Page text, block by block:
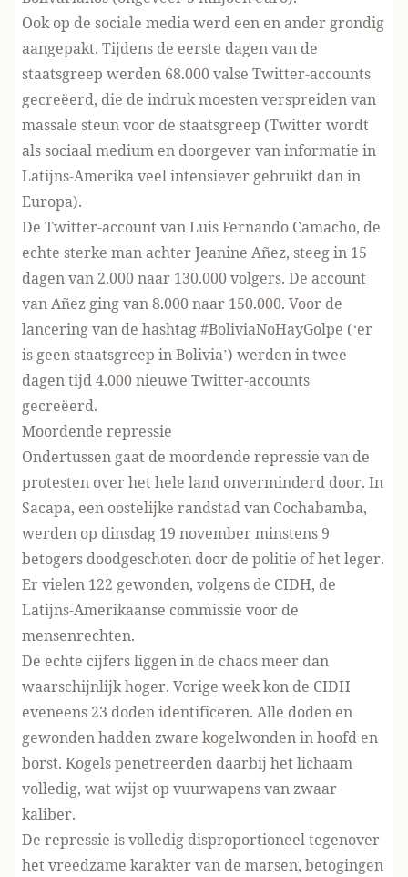
Ook op de sociale media werd een en ander grondig
aangepakt. Tijdens de eerste dagen van de
staatsgreep werden 68.000 valse Twitter-accounts
gecreëerd, die de indruk moesten verspreiden van
massale steun voor de staatsgreep (Twitter wordt
als sociaal medium en doorgever van informatie in
Latijns-Amerika veel intensiever gebruikt dan in
Europa).
De Twitter-account van Luis Fernando Camacho, de
echte sterke man achter Jeanine Añez, steeg in 15
dagen van 2.000 naar 130.000 volgers. De account
van Añez ging van 8.000 naar 150.000. Voor de
lancering van de hashtag #BoliviaNoHayGolpe (‘er
is geen staatsgreep in Bolivia’) werden in twee
dagen tijd 4.000 nieuwe Twitter-accounts
gecreëerd.
Moordende repressie
Ondertussen gaat de moordende repressie van de
protesten over het hele land onverminderd door. In
Sacapa, een oostelijke randstad van Cochabamba,
werden op dinsdag 19 november minstens 9
betogers doodgeschoten door de politie of het leger.
Er vielen 122 gewonden, volgens de CIDH, de
Latijns-Amerikaanse commissie voor de
mensenrechten.
De echte cijfers liggen in de chaos meer dan
waarschijnlijk hoger. Vorige week kon de CIDH
eveneens 23 doden identificeren. Alle doden en
gewonden hadden zware kogelwonden in hoofd en
borst. Kogels penetreerden daarbij het lichaam
volledig, wat wijst op vuurwapens van zwaar
kaliber.
De repressie is volledig disproportioneel tegenover
het vreedzame karakter van de marsen, betogingen